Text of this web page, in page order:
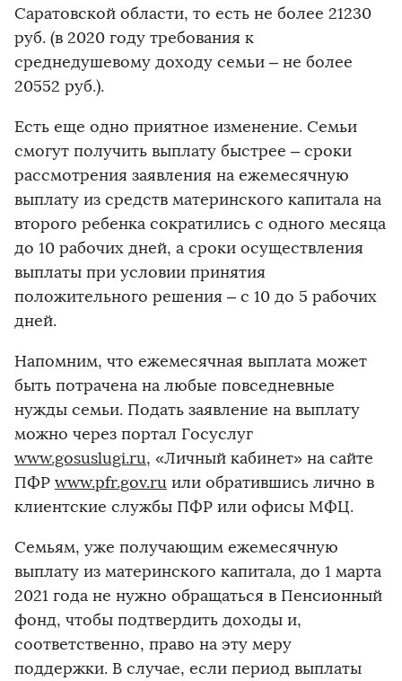
Саратовской области, то есть не более 21230
руб. (в 2020 году требования к
среднедушевому доходу семьи – не более
20552 руб.).
Есть еще одно приятное изменение. Семьи
смогут получить выплату быстрее – сроки
рассмотрения заявления на ежемесячную
выплату из средств материнского капитала на
второго ребенка сократились с одного месяца
до 10 рабочих дней, а сроки осуществления
выплаты при условии принятия
положительного решения – с 10 до 5 рабочих
дней.
Напомним, что ежемесячная выплата может
быть потрачена на любые повседневные
нужды семьи. Подать заявление на выплату
можно через портал Госуслуг
www.gosuslugi.ru, «Личный кабинет» на сайте
ПФР www.pfr.gov.ru или обратившись лично в
клиентские службы ПФР или офисы МФЦ.
Семьям, уже получающим ежемесячную
выплату из материнского капитала, до 1 марта
2021 года не нужно обращаться в Пенсионный
фонд, чтобы подтвердить доходы и,
соответственно, право на эту меру
поддержки. В случае, если период выплаты